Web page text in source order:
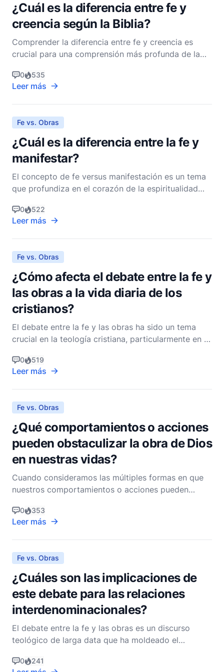
¿Cuál es la diferencia entre fe y
creencia según la Biblia?
Comprender la diferencia entre fe y creencia es
crucial para una comprensión más profunda de la
estos términos a menudo se usan indistintamente en
la conversación casual, la Biblia proporciona
distinciones matizadas que enriquecen nuestra
comprens
0 535
Leer más
Fe vs. Obras
¿Cuál es la diferencia entre la fe y
manifestar?
El concepto de fe versus manifestación es un tema
que profundiza en el corazón de la espiritualidad
términos se discuten a menudo en conversaciones
espirituales contemporáneas, pero se originan en
cosmovisiones muy diferentes y tienen
implicaciones distint
0 522
Leer más
Fe vs. Obras
¿Cómo afecta el debate entre la fe y
las obras a la vida diaria de los
cristianos?
El debate entre la fe y las obras ha sido un tema
crucial en la teología cristiana, particularmente en el
doctrina de la salvación. Esta discusión gira en
torno a la pregunta: ¿Cuál es el papel de la fe y las
obras en el camino del cristiano hacia la sal
0 519
Leer más
Fe vs. Obras
¿Qué comportamientos o acciones
pueden obstaculizar la obra de Dios
en nuestras vidas?
Cuando consideramos las múltiples formas en que
nuestros comportamientos o acciones pueden
esencial abordar el tema con un corazón abierto a
la introspección y una mente dispuesta a
comprender las profundas verdades espirituales
incrustadas en las E
0 353
Leer más
Fe vs. Obras
¿Cuáles son las implicaciones de
este debate para las relaciones
interdenominacionales?
El debate entre la fe y las obras es un discurso
teológico de larga data que ha moldeado el
varias denominaciones. Esta discusión se centra en
0 241